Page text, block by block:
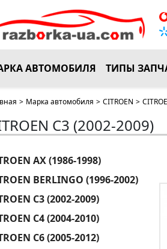
АВТОМОБИЛЯ ТИПЫ
> Марка автомобиля > CITROEN >
C3 (2002-2009)
AX (1986-1998)
BERLINGO (1996-2002)
C3 (2002-2009)
C4 (2004-2010)
C6 (2005-2012)